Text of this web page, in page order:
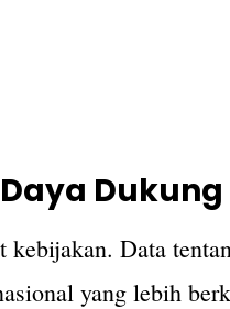
Dukung
kebijakan. Data
yang lebih